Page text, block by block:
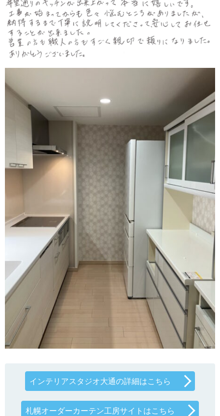
インテリアスタジオ大通の詳細はこちら
札幌オーダーカーテン工房サイトはこちら